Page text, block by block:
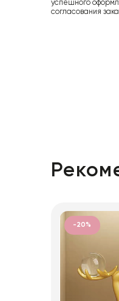
успешного
согласования
-20%